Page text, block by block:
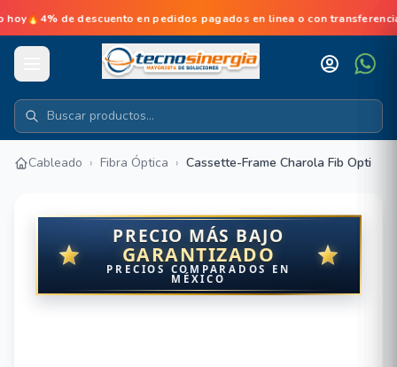
hoy🔥4% de descuento en pedidos pagados en linea o con
Cableado › Fibra Óptica › Cassette-Frame Charola Fib Opti
PRECIO MÁS BAJO
GARANTIZADO
PRECIOS COMPARADOS EN
MÉXICO